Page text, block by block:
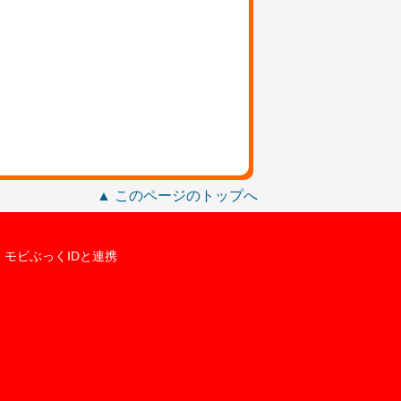
▲ このページのトップへ
モビぶっくIDと連携